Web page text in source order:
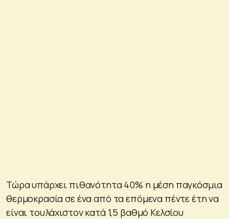
Τώρα υπάρχει πιθανότητα 40% η μέση παγκόσμια
θερμοκρασία σε ένα από τα επόμενα πέντε έτη να
είναι τουλάχιστον κατά 1,5 βαθμό Κελσίου